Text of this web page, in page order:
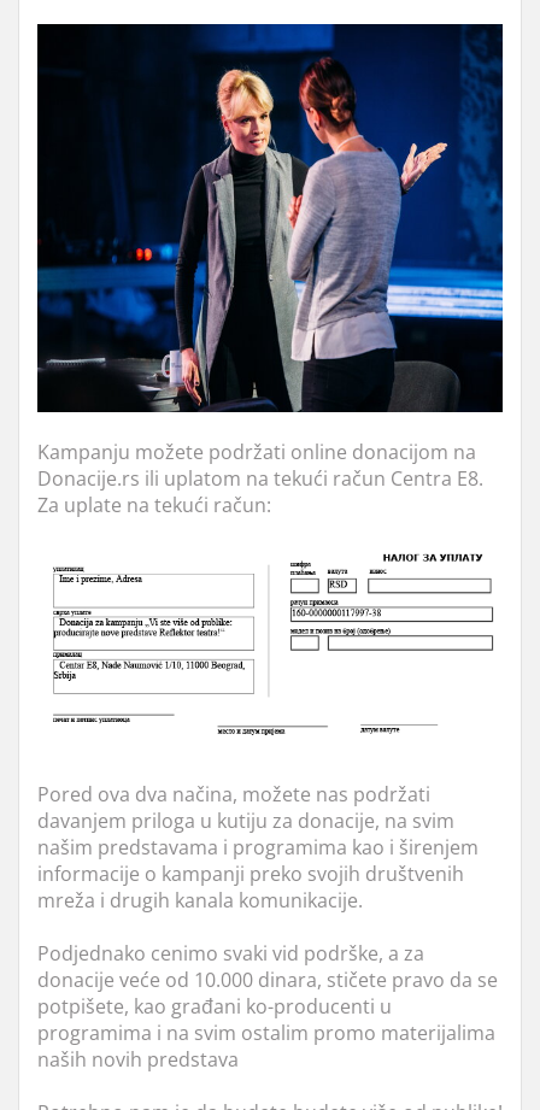
Kampanju možete podržati online donacijom na
Donacije.rs ili uplatom na tekući račun Centra E8.
Za uplate na tekući račun:
Pored ova dva načina, možete nas podržati
davanjem priloga u kutiju za donacije, na svim
našim predstavama i programima kao i širenjem
informacije o kampanji preko svojih društvenih
mreža i drugih kanala komunikacije.
Podjednako cenimo svaki vid podrške, a za
donacije veće od 10.000 dinara, stičete pravo da se
potpišete, kao građani ko-producenti u
programima i na svim ostalim promo materijalima
naših novih predstava